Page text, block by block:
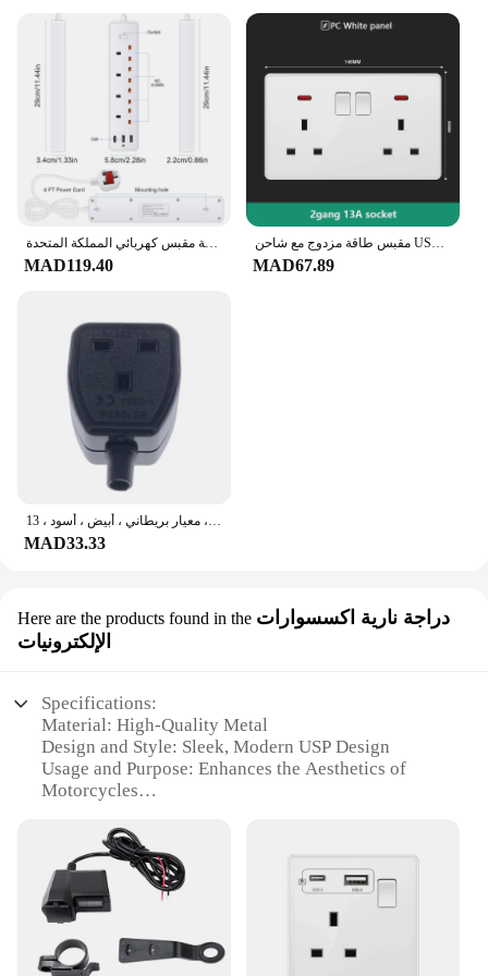
قطاع الطاقة مقبس كهربائي المملكة المتحدة MY SG مع 3USB TypeC PD30W 13A 2500W الزائد حماية تمديد كابل 1.2 متر مآخذ كهربائية
MAD119.40
مقبس طاقة مزدوج مع شاحن USB ، مقبس حائط ، قابس من النوع C ، شحن سريع ، عالمي ، معيار المملكة المتحدة ، المملكة المتحدة ، العاصمة 5 فولت ، 3.1A ، 18W ، 13A
MAD67.89
محول طاقة مقبس أنثوي في المملكة المتحدة ، سلك طاقة قابل للفصل ، موصل كابل ، معيار بريطاني ، أبيض ، أسود ، 13A ، 47 V
MAD33.33
Here are the products found in the دراجة نارية اكسسوارات
الإلكترونيات
Specifications:
Material: High-Quality Metal
Design and Style: Sleek, Modern USP Design
Usage and Purpose: Enhances the Aesthetics of
Motorcycles
Motorcycles
Shape or Size or Weight or Quantity: Compact and
Lightweight
Performance and Property: Durable and Long-
Lasting
Features: